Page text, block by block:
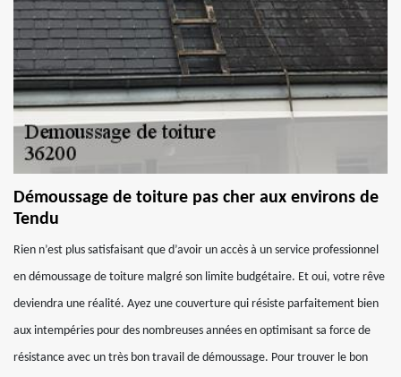
Démoussage de toiture pas cher aux environs de
Tendu
Rien n’est plus satisfaisant que d’avoir un accès à un service professionnel
en démoussage de toiture malgré son limite budgétaire. Et oui, votre rêve
deviendra une réalité. Ayez une couverture qui résiste parfaitement bien
aux intempéries pour des nombreuses années en optimisant sa force de
résistance avec un très bon travail de démoussage. Pour trouver le bon